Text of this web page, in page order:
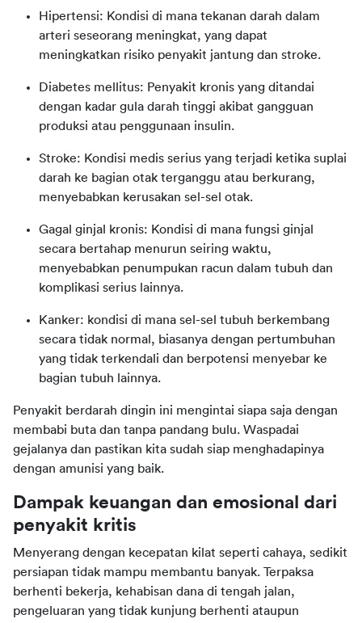
Hipertensi: Kondisi di mana tekanan darah dalam
arteri seseorang meningkat, yang dapat
meningkatkan risiko penyakit jantung dan stroke.
Diabetes mellitus: Penyakit kronis yang ditandai
dengan kadar gula darah tinggi akibat gangguan
produksi atau penggunaan insulin.
Stroke: Kondisi medis serius yang terjadi ketika suplai
darah ke bagian otak terganggu atau berkurang,
menyebabkan kerusakan sel-sel otak.
Gagal ginjal kronis: Kondisi di mana fungsi ginjal
secara bertahap menurun seiring waktu,
menyebabkan penumpukan racun dalam tubuh dan
komplikasi serius lainnya.
Kanker: kondisi di mana sel-sel tubuh berkembang
secara tidak normal, biasanya dengan pertumbuhan
yang tidak terkendali dan berpotensi menyebar ke
bagian tubuh lainnya.
Penyakit berdarah dingin ini mengintai siapa saja dengan
membabi buta dan tanpa pandang bulu. Waspadai
gejalanya dan pastikan kita sudah siap menghadapinya
dengan amunisi yang baik.
Dampak keuangan dan emosional dari
penyakit kritis
Menyerang dengan kecepatan kilat seperti cahaya, sedikit
persiapan tidak mampu membantu banyak. Terpaksa
berhenti bekerja, kehabisan dana di tengah jalan,
pengeluaran yang tidak kunjung berhenti ataupun